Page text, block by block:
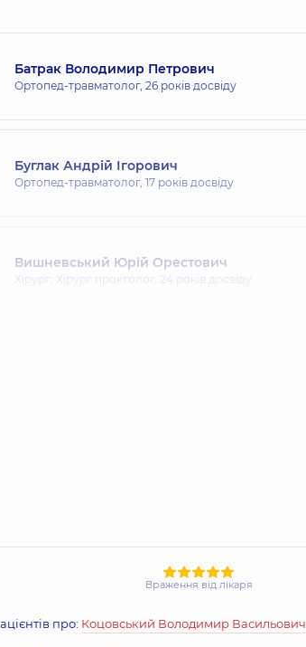
Батрак Володимир Петрович
Ортопед-травматолог, 26 років досвіду
Буглак Андрій Ігорович
Ортопед-травматолог, 17 років досвіду
Вишневський Юрій Орестович
Хірург; Хірург проктолог, 24 років досвіду
Єлізаров Вадим Валентинович
31 років досвіду
Враження від лікаря
про: Коцовський Володимир Васильович